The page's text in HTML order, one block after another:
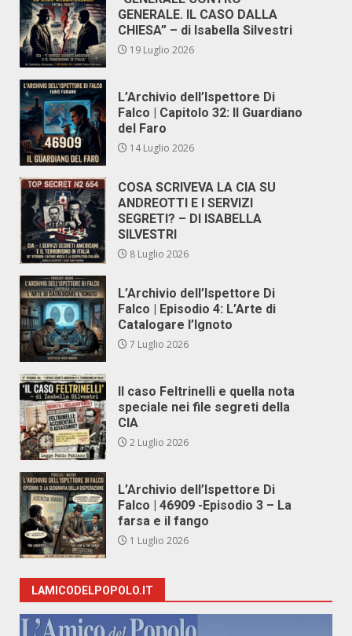
GENERALE. IL CASO DALLA
CHIESA” – di Isabella Silvestri
19 Luglio 2026
L’Archivio dell’Ispettore Di
Falco | Capitolo 32: Il Guardiano
del Faro
14 Luglio 2026
COSA SCRIVEVA LA CIA SU
ANDREOTTI E I SERVIZI
SEGRETI? – DI ISABELLA
SILVESTRI
8 Luglio 2026
L’Archivio dell’Ispettore Di
Falco | Episodio 4: L’Arte di
Catalogare l’Ignoto
7 Luglio 2026
Il caso Feltrinelli e quella nota
speciale nei file segreti della
CIA
2 Luglio 2026
L’Archivio dell’Ispettore Di
Falco | 46909 -Episodio 3 – La
farsa e il fango
1 Luglio 2026
LAMICODELPOPOLO.IT